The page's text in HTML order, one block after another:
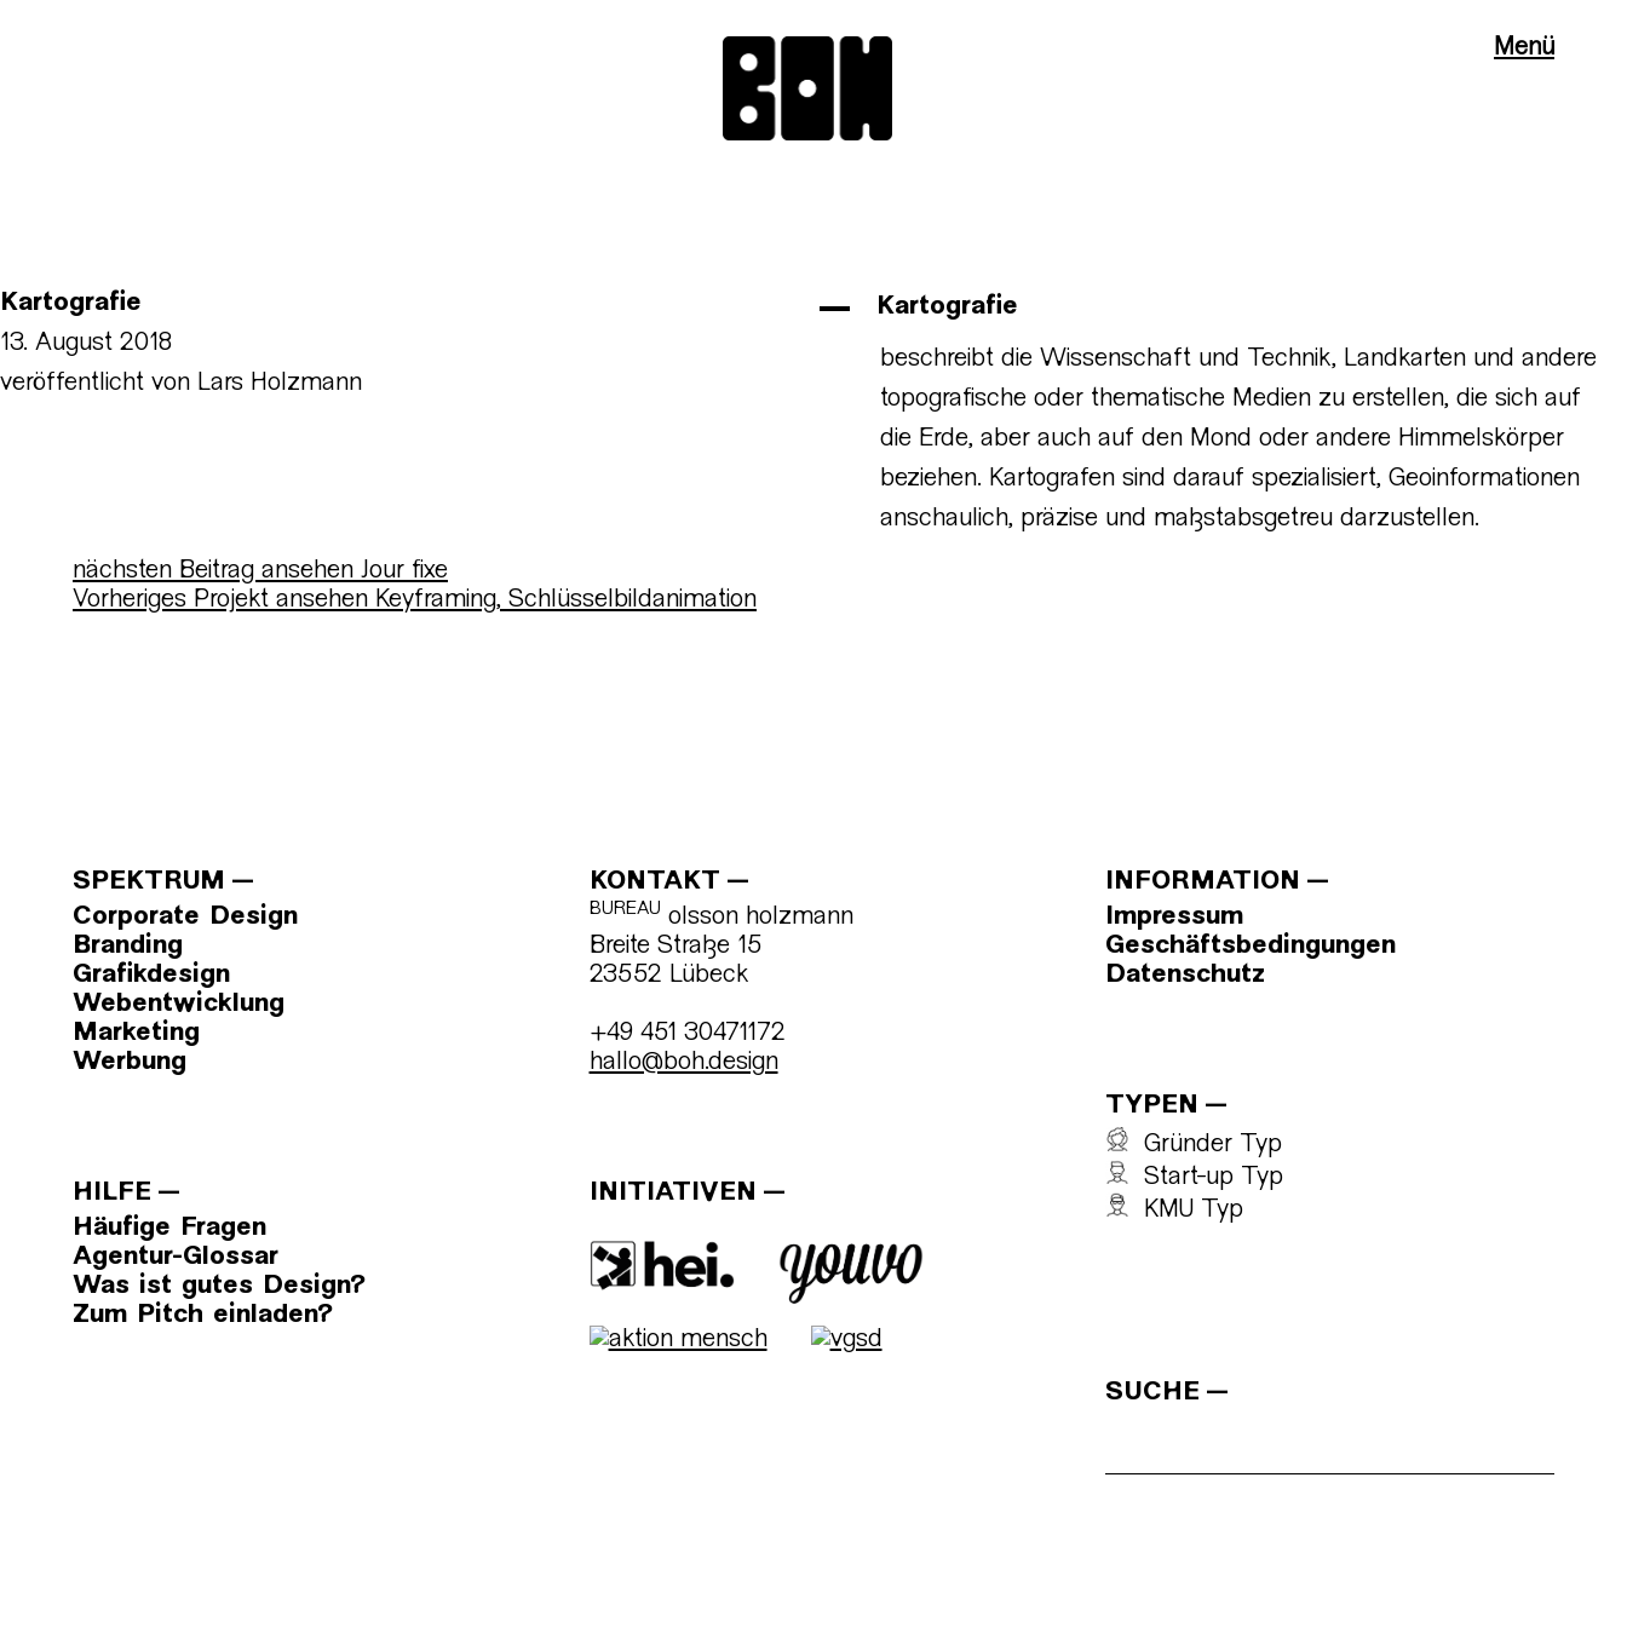
Menü
Kartografie
13. August 2018
veröffentlicht von Lars Holzmann
A Kartografie
beschreibt die Wissenschaft und Technik, Landkarten und andere
topografische oder thematische Medien zu erstellen, die sich auf
die Erde, aber auch auf den Mond oder andere Himmelskörper
beziehen. Kartografen sind darauf spezialisiert, Geoinformationen
anschaulich, präzise und maßstabsgetreu darzustellen.
nächsten Beitrag ansehen Jour fixe
Vorheriges Projekt ansehen Keyframing, Schlüsselbildanimation
SPEKTRUM
Corporate Design
Branding
Grafikdesign
Webentwicklung
Marketing
Werbung
HILFE
Häufige Fragen
Agentur-Glossar
Was ist gutes Design?
Zum Pitch einladen?
KONTAKT
BUREAU olsson holzmann
Breite Straße 15
23552 Lübeck
+49 451 30471172
hallo@boh.design
INITIATIVEN
INFORMATION
Impressum
Geschäftsbedingungen
Datenschutz
TYPEN
Gründer Typ
Start-up Typ
KMU Typ
SUCHE